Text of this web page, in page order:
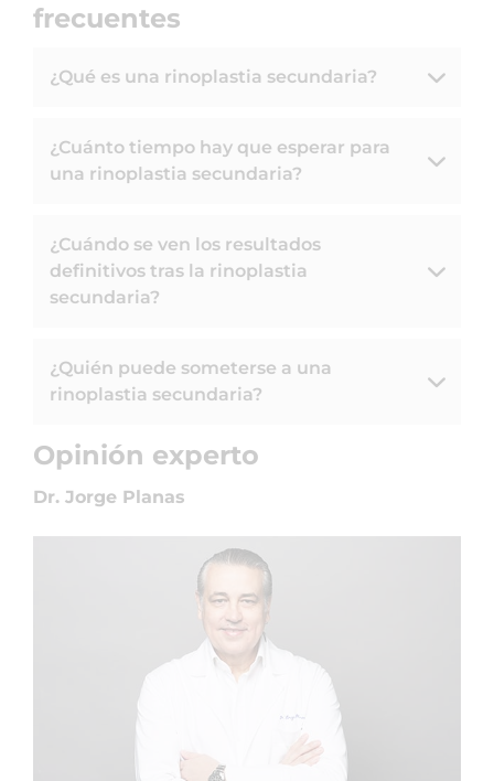
frecuentes
¿Qué es una rinoplastia secundaria?
¿Cuánto tiempo hay que esperar para
una rinoplastia secundaria?
¿Cuándo se ven los resultados
definitivos tras la rinoplastia
secundaria?
¿Quién puede someterse a una
rinoplastia secundaria?
Opinión experto
Dr. Jorge Planas